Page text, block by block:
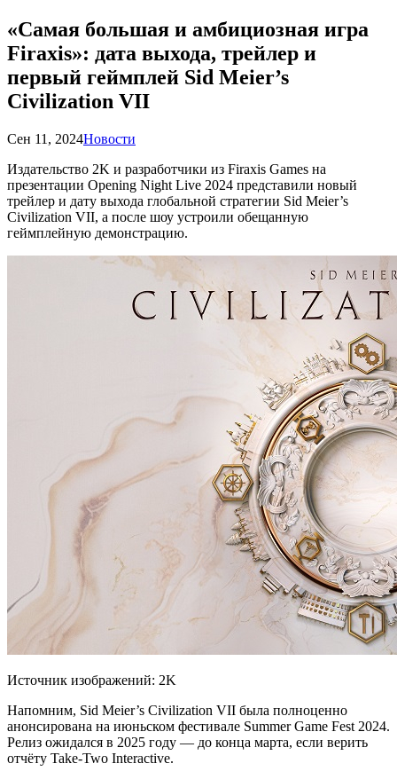
«Самая большая и амбициозная игра
Firaxis»: дата выхода, трейлер и
первый геймплей Sid Meier’s
Civilization VII
Сен 11, 2024Новости
Издательство 2K и разработчики из Firaxis Games на
презентации Opening Night Live 2024 представили новый
трейлер и дату выхода глобальной стратегии Sid Meier’s
Civilization VII, а после шоу устроили обещанную
геймплейную демонстрацию.
Источник изображений: 2K
Напомним, Sid Meier’s Civilization VII была полноценно
анонсирована на июньском фестивале Summer Game Fest 2024.
Релиз ожидался в 2025 году — до конца марта, если верить
отчёту Take-Two Interactive.